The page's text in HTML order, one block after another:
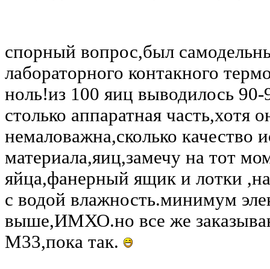
спорный вопрос,был
лабораторного контакного
ноль!из 100 яиц выводилось 90-
столько аппаратная часть,хотя
немаловажна,сколько качество
материала,яиц,замечу на тот
яйца,фанерный ящик и лотки
с водой влажность.минимум
выше,ИМХО.но все же
М33,пока так.